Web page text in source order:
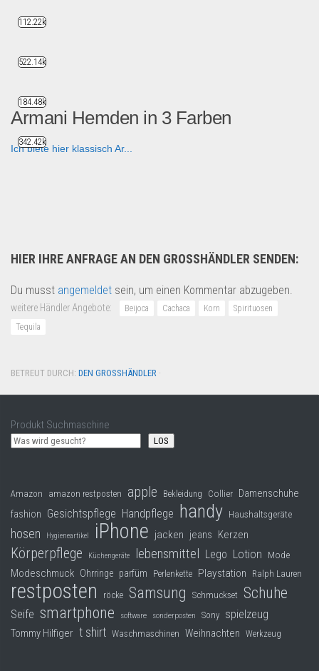
Armani Hemden in 3 Farben
Ich biete hier klassisch Ar...
HIER IHRE ANFRAGE AN DEN GROSSHÄNDLER SENDEN:
Du musst angemeldet sein, um einen Kommentar abzugeben.
weitere Händler Angebote: Beijoca Cachaca Korn
Spirituosen
Tequila
BETREUT DURCH: DEN GROSSHÄNDLER ·
Produkt Suchmaschine
LOS
Amazon amazon restposten apple Bekleidung Collier Damenschuhe
fashion Gesichtspflege Handpflege handy Haushaltsgeräte
hosen Hygieneartikel iPhone jacken jeans Kerzen
Körperpflege Küchengeräte lebensmittel Lego Lotion Mode
Modeschmuck Ohrringe parfüm Perlenkette Playstation Ralph Lauren
restposten röcke Samsung Schmuckset Schuhe
Seife smartphone software sonderposten Sony spielzeug
Tommy Hilfiger t shirt Waschmaschinen Weihnachten Werkzeug
112.22k
522.14k
184.48k
342.42k